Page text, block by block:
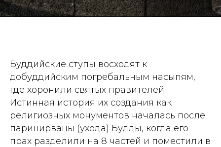
Буддийские ступы восходят к
добуддийским погребальным насыпям,
где хоронили святых правителей.
Истинная история их создания как
религиозных монументов началась после
паринирваны (ухода) Будды, когда его
прах разделили на 8 частей и поместили в